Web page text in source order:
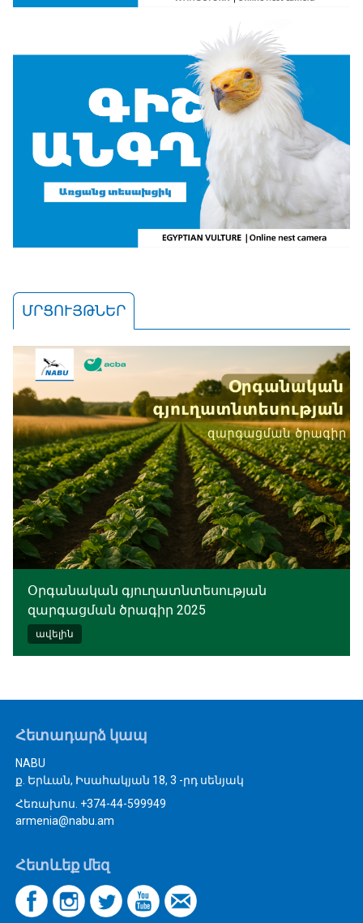
ՄՐՑՈՒՅԹՆԵՐ
Օրգանական գյուղատնտեսության
զարգացման ծրագիր 2025
ավելին
Հետադարձ կապ
NABU
ք. Երևան, Իսահակյան 18, 3 -րդ սենյակ
Հեռախոս. +374-44-599949
armenia@nabu.am
Հետևեք մեզ